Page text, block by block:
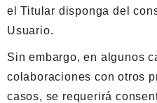
el Titular disponga del
Usuario.
Sin embargo, en algunos
colaboraciones con otros
casos, se requerirá